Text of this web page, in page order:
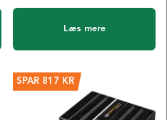
Læs mere
SPAR 817 KR